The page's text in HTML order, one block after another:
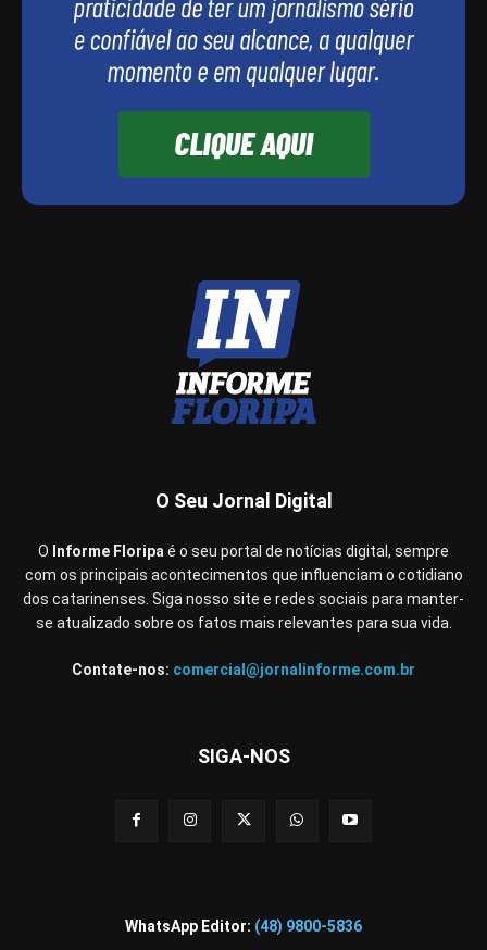
O Seu Jornal Digital
O Informe Floripaé o seu portal de notícias digital, sempre
com os principais acontecimentos que influenciam o cotidiano
dos catarinenses. Siga nosso site e redes sociais para manter-
se atualizado sobre os fatos mais relevantes para sua vida.
Contate-nos: comercial@jornalinforme.com.br
SIGA-NOS
WhatsApp Editor: (48) 9800-5836